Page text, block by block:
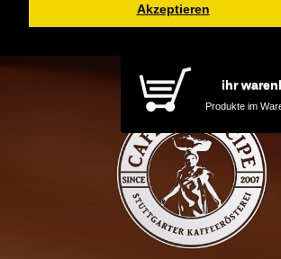
Akzeptieren
ihr
Produkte im